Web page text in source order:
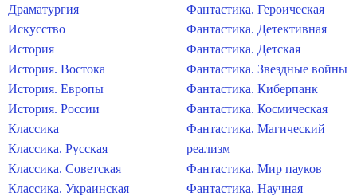
Драматургия
Искусство
История
История. Востока
История. Европы
История. России
Классика
Классика. Русская
Классика. Советская
Классика. Украинская
Фантастика. Героическая
Фантастика. Детективная
Фантастика. Детская
Фантастика. Звездные войны
Фантастика. Киберпанк
Фантастика. Космическая
Фантастика. Магический
реализм
Фантастика. Мир пауков
Фантастика. Научная